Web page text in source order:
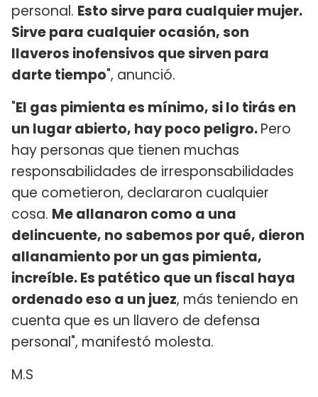
personal. Esto sirve para cualquier mujer.
Sirve para cualquier ocasión, son
llaveros inofensivos que sirven para
darte tiempo", anunció.
"El gas pimienta es mínimo, si lo tirás en
un lugar abierto, hay poco peligro.Pero
hay personas que tienen muchas
responsabilidades de irresponsabilidades
que cometieron, declararon cualquier
cosa. Me allanaron como a una
delincuente, no sabemos por qué, dieron
allanamiento por un gas pimienta,
increíble. Es patético que un fiscal haya
ordenado eso a un juez, más teniendo en
cuenta que es un llavero de defensa
personal", manifestó molesta.
M.S